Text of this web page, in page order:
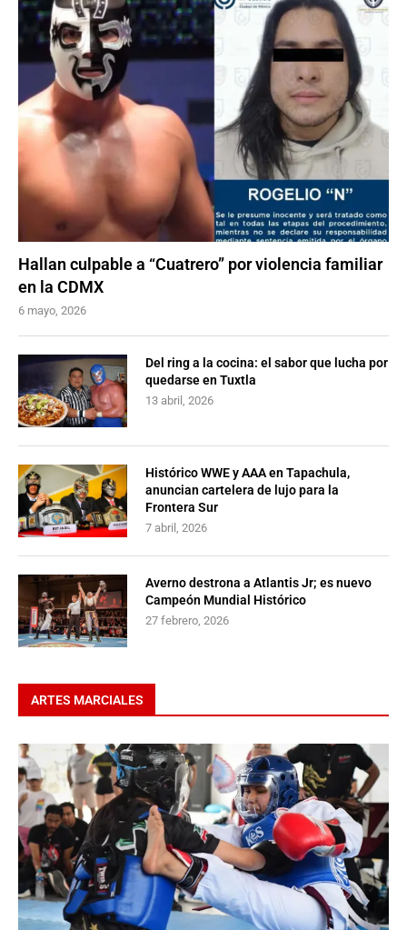
Hallan culpable a “Cuatrero” por violencia familiar
en la CDMX
6 mayo, 2026
Del ring a la cocina: el sabor que lucha por
quedarse en Tuxtla
13 abril, 2026
Histórico WWE y AAA en Tapachula,
anuncian cartelera de lujo para la
Frontera Sur
7 abril, 2026
Averno destrona a Atlantis Jr; es nuevo
Campeón Mundial Histórico
27 febrero, 2026
ARTES MARCIALES